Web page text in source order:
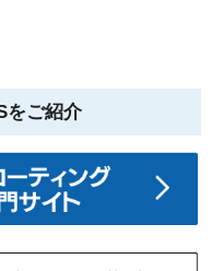
をご紹介